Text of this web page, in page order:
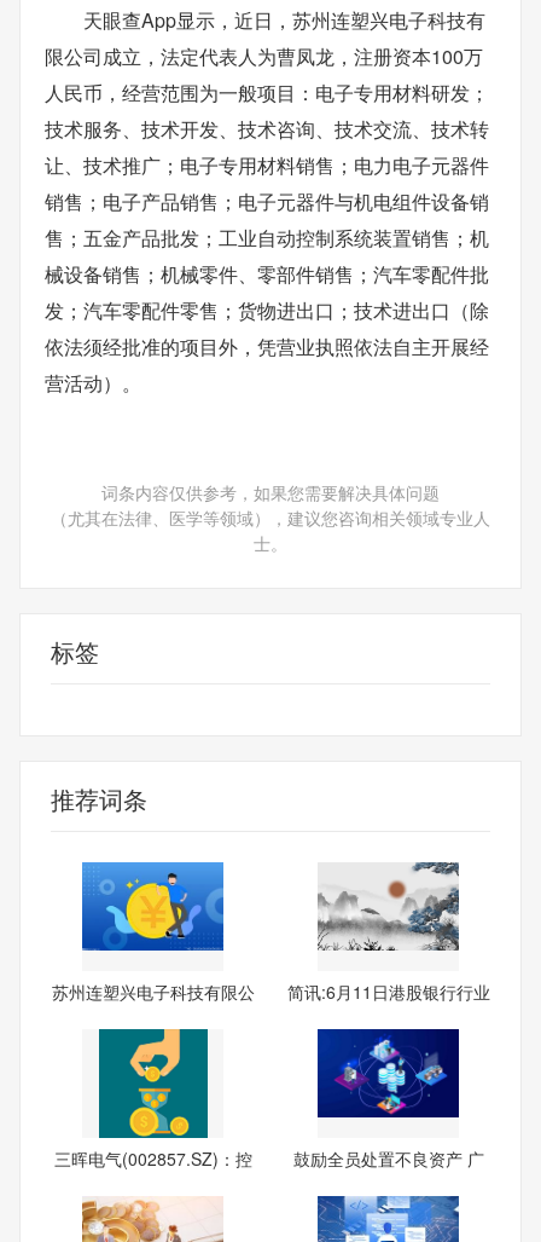
天眼查App显示，近日，苏州连塑兴电子科技有
限公司成立，法定代表人为曹凤龙，注册资本100万
人民币，经营范围为一般项目：电子专用材料研发；
技术服务、技术开发、技术咨询、技术交流、技术转
让、技术推广；电子专用材料销售；电力电子元器件
销售；电子产品销售；电子元器件与机电组件设备销
售；五金产品批发；工业自动控制系统装置销售；机
械设备销售；机械零件、零部件销售；汽车零配件批
发；汽车零配件零售；货物进出口；技术进出口（除
依法须经批准的项目外，凭营业执照依法自主开展经
营活动）。
词条内容仅供参考，如果您需要解决具体问题
（尤其在法律、医学等领域），建议您咨询相关领域专业人
士。
标签
推荐词条
苏州连塑兴电子科技有限公
简讯:6月11日港股银行行业
三晖电气(002857.SZ)：控
鼓励全员处置不良资产 广